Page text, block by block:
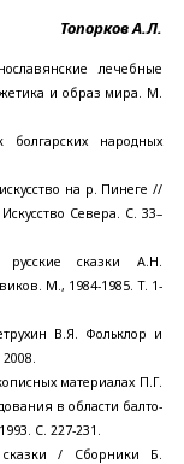
Топорков А.Л.
лечебные
и образ мира. М.
народных
на р. Пинеге //
Севера. С. 33–
сказки А.Н.
М., 1984-1985. Т. 1-
В.Я. Фольклор и
материалах П.Г.
в области балто-
С. 227-231.
/ Сборники Б.